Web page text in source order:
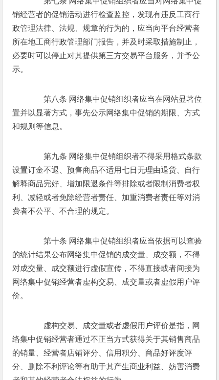
销经营者的促销活动进行检查监控，发现有违反工商行
政管理法律、法规、规章的行为的，应当向平台经营者
所在地工商行政管理部门报告，并及时采取措施制止，
必要时可以停止对其提供第三方交易平台服务，并予公
示。
第八条 网络集中促销组织者应当在网站显著位
置并以显著方式，事先公示网络集中促销的期限、方式
和规则等信息。
第九条 网络集中促销组织者不得采用格式条款
设置订金不退、预售商品不适用七日无理由退货、自行
解释商品完好、增加限退条件等排除或者限制消费者权
利、减轻或者免除经营者责任、加重消费者责任等对消
费者不公平、不合理的规定。
第十条 网络集中促销组织者应当依据可以查验
的统计结果公布网络集中促销的成交量、成交额，不得
对成交量、成交额进行虚假宣传，不得直接或者间接为
网络集中促销经营者虚构交易、成交量或者虚假用户评
价。
虚构交易、成交量或者虚假用户评价是指，网
络集中促销经营者通过不正当方式获得关于其销售商品
的销量、经营者店铺评分、信用积分、商品好评度评
分、删除不利评论等有助于其产生商业利益、妨害消费